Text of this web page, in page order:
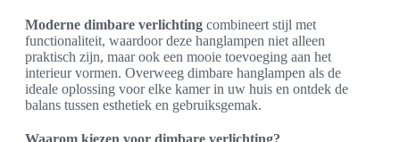
Moderne dimbare verlichting combineert stijl met
functionaliteit, waardoor deze hanglampen niet alleen
praktisch zijn, maar ook een mooie toevoeging aan het
interieur vormen. Overweeg dimbare hanglampen als de
ideale oplossing voor elke kamer in uw huis en ontdek de
balans tussen esthetiek en gebruiksgemak.